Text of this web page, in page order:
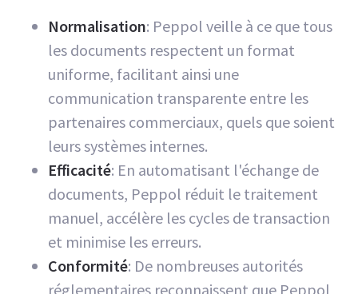
Normalisation: Peppol veille à ce que tous
les documents respectent un format
uniforme, facilitant ainsi une
communication transparente entre les
partenaires commerciaux, quels que soient
leurs systèmes internes.
Efficacité: En automatisant l'échange de
documents, Peppol réduit le traitement
manuel, accélère les cycles de transaction
et minimise les erreurs.
Conformité: De nombreuses autorités
réglementaires reconnaissent que Peppol